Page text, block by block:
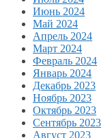
Июнь 2024
Май 2024
Апрель 2024
Март 2024
Февраль 2024
Январь 2024
Декабрь 2023
Ноябрь 2023
Октябрь 2023
Сентябрь 2023
Август 2023